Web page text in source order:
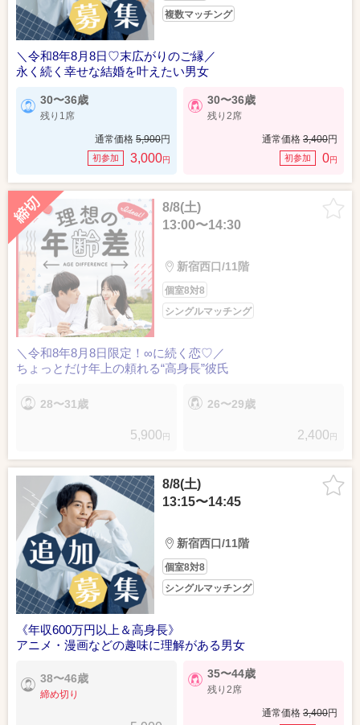
複数マッチング
＼令和8年8月8日♡末広がりのご縁／
永く続く幸せな結婚を叶えたい男女
30〜36歳
残り1席
通常価格 5,900円
初参加 3,000円
30〜36歳
残り2席
通常価格 3,400円
初参加 0円
8/8(土)
13:00〜14:30
新宿西口/11階
個室8対8
シングルマッチング
＼令和8年8月8日限定！∞に続く恋♡／
ちょっとだけ年上の頼れる“高身長”彼氏
28〜31歳
5,900 円
26〜29歳
2,400 円
8/8(土)
13:15〜14:45
新宿西口/11階
個室8対8
シングルマッチング
《年収600万円以上＆高身長》
アニメ・漫画などの趣味に理解がある男女
38〜46歳
締め切り
35〜44歳
残り2席
通常価格 3,400円